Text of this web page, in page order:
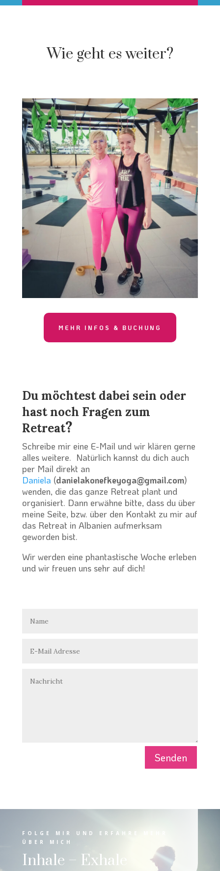
Wie geht es weiter?
MEHR INFOS & BUCHUNG
Du möchtest dabei sein oder
hast noch Fragen zum
Retreat?
Schreibe mir eine E-Mail und wir klären gerne
alles weitere. Natürlich kannst du dich auch
per Mail direkt an
Daniela (danielakonefkeyoga@gmail.com)
wenden, die das ganze Retreat plant und
organisiert. Dann erwähne bitte, dass du über
meine Seite, bzw. über den Kontakt zu mir auf
das Retreat in Albanien aufmerksam
geworden bist.
Wir werden eine phantastische Woche erleben
und wir freuen uns sehr auf dich!
Senden
FOLGE MIR UND ERFAHRE MEHR
ÜBER MICH
Inhale – Exhale